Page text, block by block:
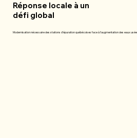
Réponse locale à un
défi global
Modernisation nécessaire des stations d’épuration québécoises face à l’augmentation des eaux